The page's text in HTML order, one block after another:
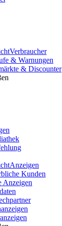
Verbraucher
& Warnungen
& Discounter
Anzeigen
Kunden
Anzeigen